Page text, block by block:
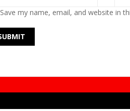
Save my name, email, and website in